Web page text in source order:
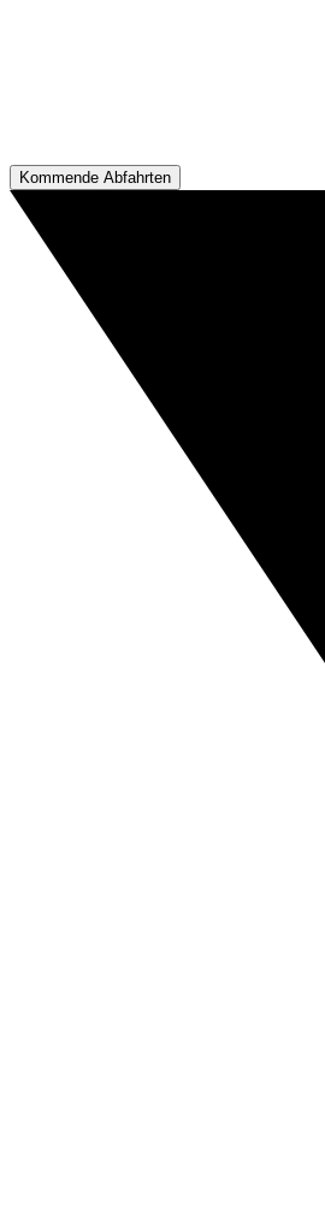
Kommende Abfahrten